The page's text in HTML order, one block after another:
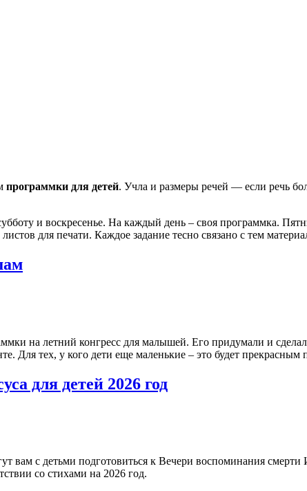
программки для детей. Учла и размеры речей — если речь
и воскресенье. На каждый день – своя программка.
для печати. Каждое задание тесно связано с тем
на летний конгресс для малышей. Его придумали и
Для тех, у кого дети еще маленькие – это будет прекрасным
для детей 2026 год
вам с детьми подготовиться к Вечери воспоминания
со стихами на 2026 год.